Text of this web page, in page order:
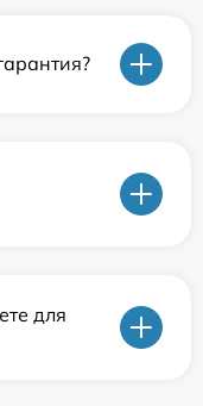
для